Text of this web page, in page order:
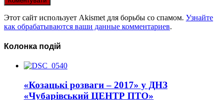
Этот сайт использует Akismet для борьбы со спамом. Узнайте
как обрабатываются ваши данные комментариев.
Колонка подій
«Козацькі розваги – 2017» у ДНЗ
«Чубарівський ЦЕНТР ПТО»